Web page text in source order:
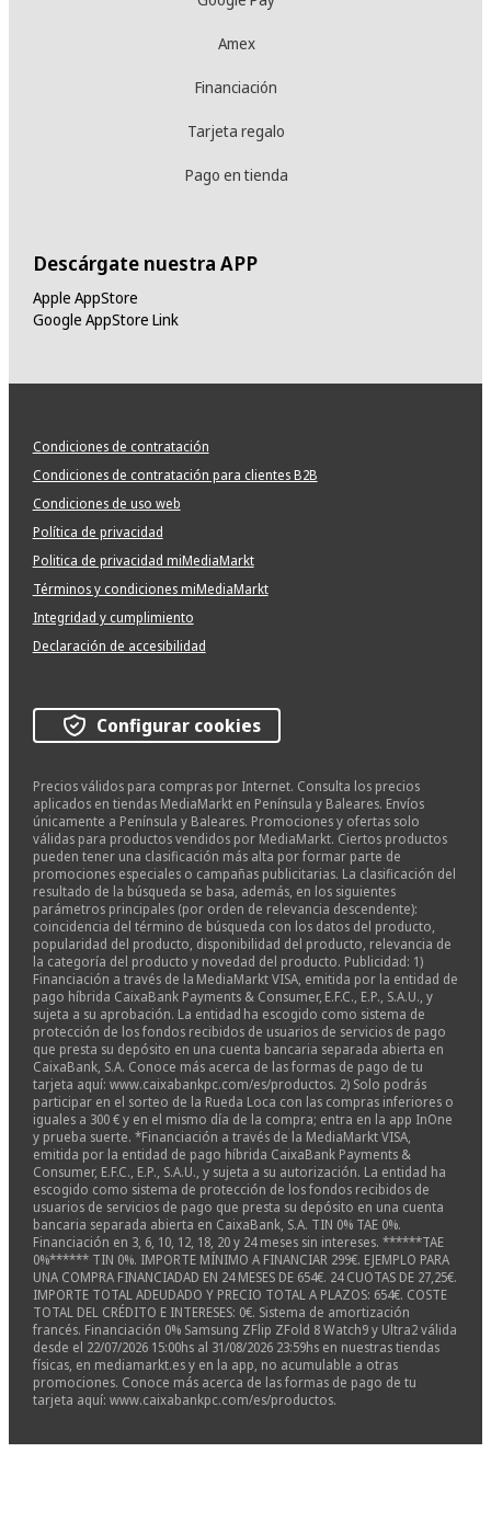
Amex
Financiación
Tarjeta regalo
Pago en tienda
Descárgate nuestra APP
Apple AppStore
Google AppStore Link
Condiciones de contratación
Condiciones de contratación para clientes B2B
Condiciones de uso web
Política de privacidad
Politica de privacidad miMediaMarkt
Términos y condiciones miMediaMarkt
Integridad y cumplimiento
Declaración de accesibilidad
Configurar cookies
Precios válidos para compras por Internet. Consulta los precios
aplicados en tiendas MediaMarkt en Península y Baleares. Envíos
únicamente a Península y Baleares. Promociones y ofertas solo
válidas para productos vendidos por MediaMarkt. Ciertos productos
pueden tener una clasificación más alta por formar parte de
promociones especiales o campañas publicitarias. La clasificación del
resultado de la búsqueda se basa, además, en los siguientes
parámetros principales (por orden de relevancia descendente):
coincidencia del término de búsqueda con los datos del producto,
popularidad del producto, disponibilidad del producto, relevancia de
la categoría del producto y novedad del producto. Publicidad: 1)
Financiación a través de la MediaMarkt VISA, emitida por la entidad de
pago híbrida CaixaBank Payments & Consumer, E.F.C., E.P., S.A.U., y
sujeta a su aprobación. La entidad ha escogido como sistema de
protección de los fondos recibidos de usuarios de servicios de pago
que presta su depósito en una cuenta bancaria separada abierta en
CaixaBank, S.A. Conoce más acerca de las formas de pago de tu
tarjeta aquí: www.caixabankpc.com/es/productos. 2) Solo podrás
participar en el sorteo de la Rueda Loca con las compras inferiores o
iguales a 300 € y en el mismo día de la compra; entra en la app InOne
y prueba suerte. *Financiación a través de la MediaMarkt VISA,
emitida por la entidad de pago híbrida CaixaBank Payments &
Consumer, E.F.C., E.P., S.A.U., y sujeta a su autorización. La entidad ha
escogido como sistema de protección de los fondos recibidos de
usuarios de servicios de pago que presta su depósito en una cuenta
bancaria separada abierta en CaixaBank, S.A. TIN 0% TAE 0%.
Financiación en 3, 6, 10, 12, 18, 20 y 24 meses sin intereses. ******TAE
0%****** TIN 0%. IMPORTE MÍNIMO A FINANCIAR 299€. EJEMPLO PARA
UNA COMPRA FINANCIADAD EN 24 MESES DE 654€. 24 CUOTAS DE 27,25€.
IMPORTE TOTAL ADEUDADO Y PRECIO TOTAL A PLAZOS: 654€. COSTE
TOTAL DEL CRÉDITO E INTERESES: 0€. Sistema de amortización
francés. Financiación 0% Samsung ZFlip ZFold 8 Watch9 y Ultra2 válida
desde el 22/07/2026 15:00hs al 31/08/2026 23:59hs en nuestras tiendas
físicas, en mediamarkt.es y en la app, no acumulable a otras
promociones. Conoce más acerca de las formas de pago de tu
tarjeta aquí: www.caixabankpc.com/es/productos.